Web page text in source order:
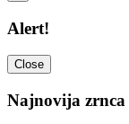
Alert!
Close
Najnovija